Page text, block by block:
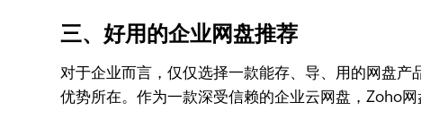
三、好用的企业网盘推荐
对于企业而言，仅仅选择一款能存、导、用的网盘
优势所在。作为一款深受信赖的企业云网盘，Zoho